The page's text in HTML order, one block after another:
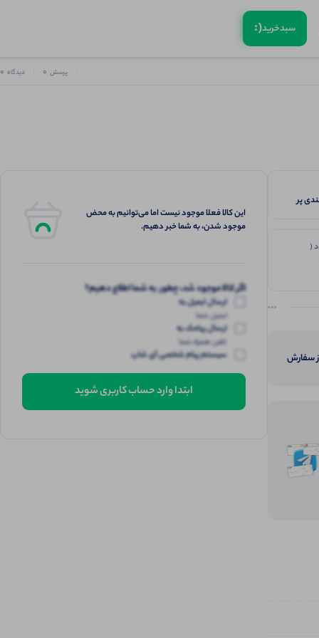
سبد‌خرید(:
پرسش 0 دیدگاه 0
پر
(
سفارش
این کالا فعلا موجود نیست اما می‌توانیم به محض
موجود شدن، به شما خبر دهیم.
اگر کالا موجود شد، چطور به شما اطلاع دهیم؟
ارسال ایمیل به
ایمیل شما
ارسال پیامک به
تلفن همراه شما
سیستم پیام شخصی آی شاپ
ابتدا وارد حساب کاربری شوید